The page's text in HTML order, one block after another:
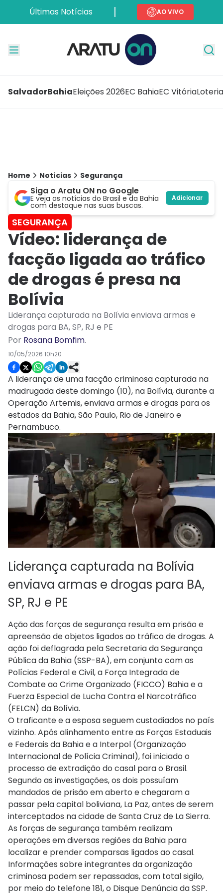
Últimas Notícias AO VIVO
SalvadorBahiaEleições 2026EC BahiaEC Vitória
Home Notícias Segurança
Siga o Aratu ON no Google
E veja as notícias do Brasil e da Bahia
com destaque nas suas buscas.
Adicionar
SEGURANÇA
Vídeo: liderança de
facção ligada ao tráfico
de drogas é presa na
Bolívia
Liderança capturada na Bolívia enviava armas e
drogas para BA, SP, RJ e PE
Por Rosana Bomfim.
10/05/2026 10h20
A liderança de uma facção criminosa capturada na
madrugada deste domingo (10), na Bolívia, durante a
Operação Artemis, enviava armas e drogas para os
estados da Bahia, São Paulo, Rio de Janeiro e
Pernambuco.
Liderança capturada na Bolívia
enviava armas e drogas para BA,
SP, RJ e PE
Ação das forças de segurança resulta em prisão e
apreensão de objetos ligados ao tráfico de drogas. A
ação foi deflagrada pela Secretaria da Segurança
Pública da Bahia (SSP-BA), em conjunto com as
Polícias Federal e Civil, a Força Integrada de
Combate ao Crime Organizado (FICCO) Bahia e a
Fuerza Especial de Lucha Contra el Narcotráfico
(FELCN) da Bolívia.
O traficante e a esposa seguem custodiados no país
vizinho. Após alinhamento entre as Forças Estaduais
e Federais da Bahia e a Interpol (Organização
Internacional de Polícia Criminal), foi iniciado o
processo de extradição do casal para o Brasil.
Segundo as investigações, os dois possuíam
mandados de prisão em aberto e chegaram a
passar pela capital boliviana, La Paz, antes de serem
interceptados na cidade de Santa Cruz de La Sierra.
As forças de segurança também realizam
operações em diversas regiões da Bahia para
localizar e prender comparsas ligados ao casal.
Informações sobre integrantes da organização
criminosa podem ser repassadas, com total sigilo,
por meio do telefone 181, o Disque Denúncia da SSP.